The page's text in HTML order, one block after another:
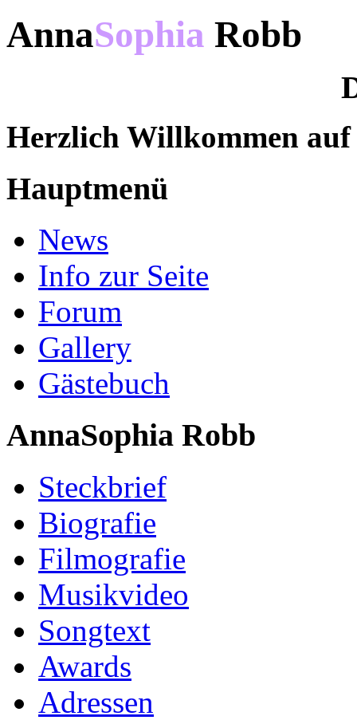
AnnaSophia Robb
Herzlich Willkommen
Hauptmenü
News
Info zur Seite
Forum
Gallery
Gästebuch
AnnaSophia Robb
Steckbrief
Biografie
Filmografie
Musikvideo
Songtext
Awards
Adressen